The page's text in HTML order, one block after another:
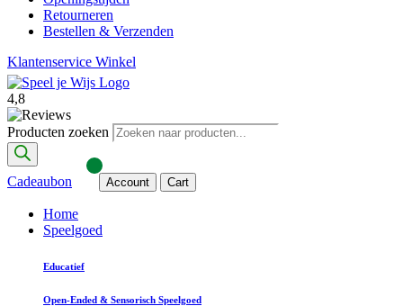
Retourneren
Bestellen & Verzenden
Klantenservice Winkel
4,8
Producten zoeken
Cadeaubon Account Cart
Home
Speelgoed
Educatief
Open-Ended & Sensorisch Speelgoed